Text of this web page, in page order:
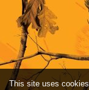
This site uses